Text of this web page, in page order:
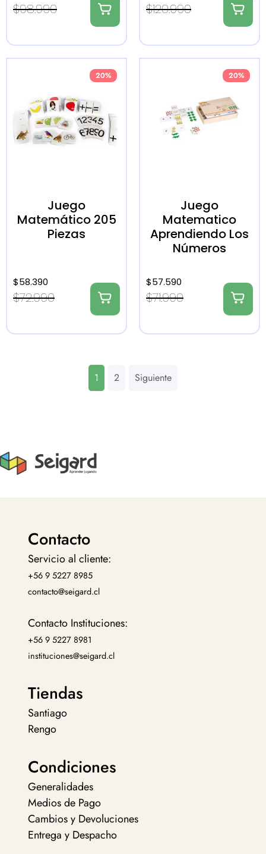
$98.990 $120.990
20%
Juego
Matemático 205
Piezas
$72.990
$58.390
20%
Juego
Matematico
Aprendiendo Los
Números
$71.990
$57.590
1 2 Siguiente
Contacto
Servicio al cliente:
+56 9 5227 8985
contacto@seigard.cl
Contacto Instituciones:
+56 9 5227 8981
instituciones@seigard.cl
Tiendas
Santiago
Rengo
Condiciones
Generalidades
Medios de Pago
Cambios y Devoluciones
Entrega y Despacho